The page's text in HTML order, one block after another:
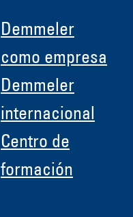
Demmeler
como empresa
Demmeler
internacional
Centro de
formación